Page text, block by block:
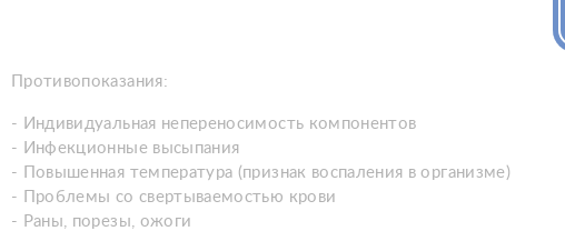
Противопоказания:
- Индивидуальная непереносимость компонентов
- Инфекционные высыпания
- Повышенная температура (признак воспаления в организме)
- Проблемы со свертываемостью крови
- Раны, порезы, ожоги